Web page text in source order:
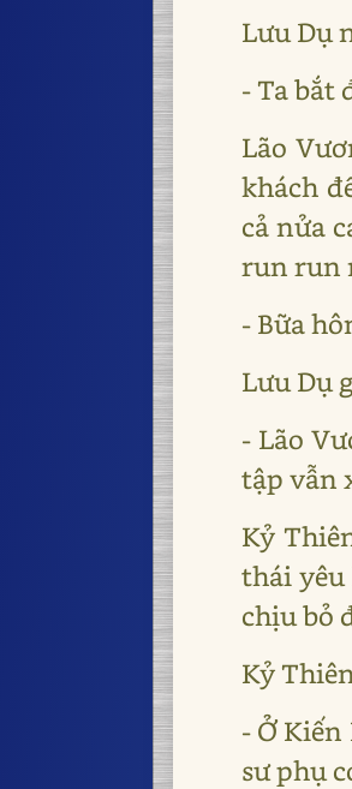
Lưu Dụ
- Ta bắt
Lão
khách
cả nửa
run run
- Bữa
Lưu Dụ
- Lão
tập vẫn
Kỷ
thái
chịu bỏ
Kỷ
- Ở
sư phụ